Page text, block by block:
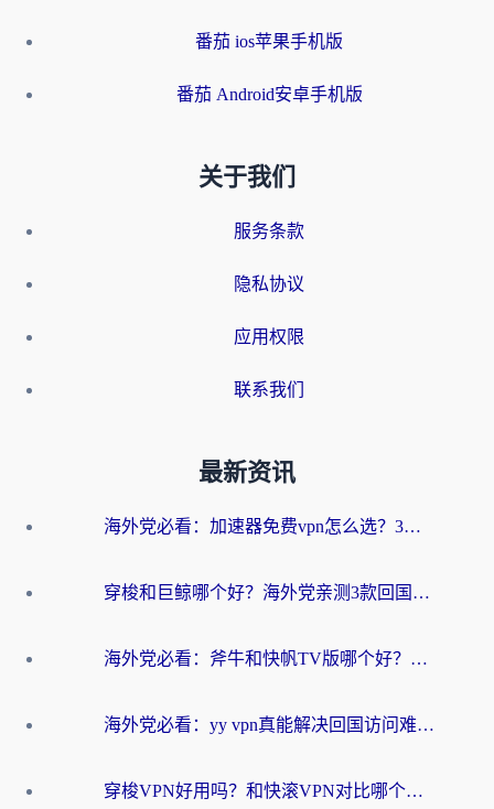
番茄 ios苹果手机版
番茄 Android安卓手机版
关于我们
服务条款
隐私协议
应用权限
联系我们
最新资讯
海外党必看：加速器免费vpn怎么选？3步教你无缝访问国内资源
穿梭和巨鲸哪个好？海外党亲测3款回国加速器，教你避开90%的坑
海外党必看：斧牛和快帆TV版哪个好？3分钟选对回国加速器，无缝刷B站、追热剧
海外党必看：yy vpn真能解决回国访问难题？附云极initap测评+免费方案对比
穿梭VPN好用吗？和快滚VPN对比哪个回国效果更好？海外党选回国加速器必看指南